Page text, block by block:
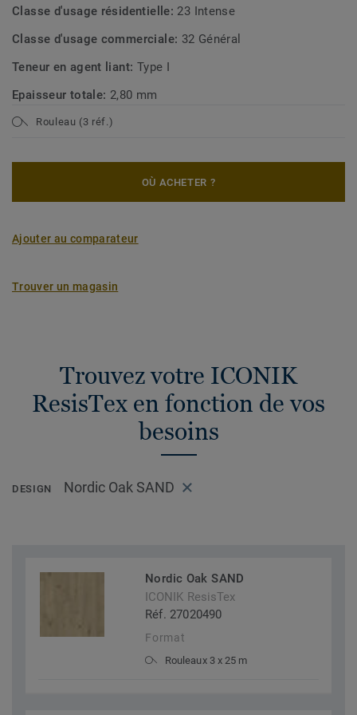
Classe d'usage résidentielle: 23 Intense
Classe d'usage commerciale: 32 Général
Teneur en agent liant: Type I
Epaisseur totale: 2,80 mm
Rouleau (3 réf.)
OÙ ACHETER ?
Ajouter au comparateur
Trouver un magasin
Trouvez votre ICONIK
ResisTex en fonction de vos
besoins
DESIGN Nordic Oak SAND
Nordic Oak SAND
ICONIK ResisTex
Réf. 27020490
Format
Rouleaux 3 x 25 m